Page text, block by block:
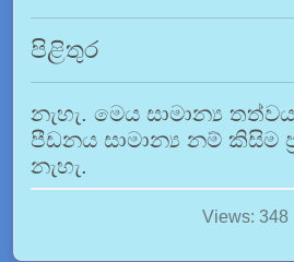
පිළිතුර
නැහැ. මෙය සාමාන්‍ය
පීඩනය සාමාන්‍ය නම් කිසිම
නැහැ.
Views: 348